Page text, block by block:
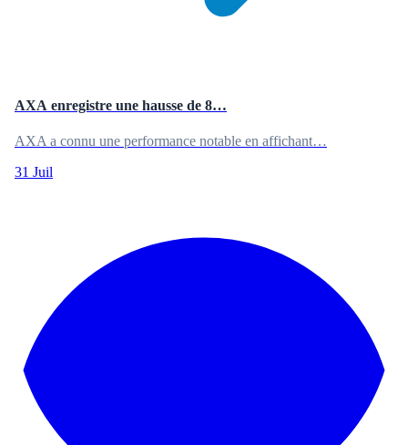
AXA enregistre une hausse de 8…
AXA a connu une performance notable en affichant…
31 Juil